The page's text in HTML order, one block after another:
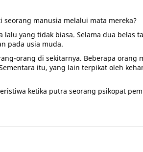
manusia melalui mata mereka?
lalu yang tidak biasa. Selama dua
pada usia muda.
orang di sekitarnya. Beberapa
itu, yang lain terpikat oleh
ketika putra seorang psikopat